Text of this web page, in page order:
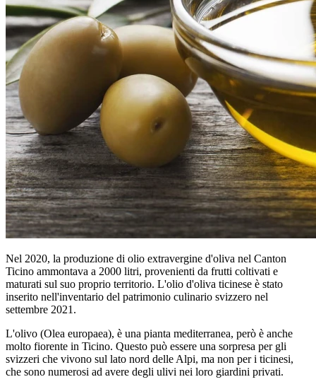
Nel 2020, la produzione di olio extravergine d'oliva nel Canton
Ticino ammontava a 2000 litri, provenienti da frutti coltivati e
maturati sul suo proprio territorio. L'olio d'oliva ticinese è stato
inserito nell'inventario del patrimonio culinario svizzero nel
settembre 2021.
L'olivo (Olea europaea), è una pianta mediterranea, però è anche
molto fiorente in Ticino. Questo può essere una sorpresa per gli
svizzeri che vivono sul lato nord delle Alpi, ma non per i ticinesi,
che sono numerosi ad avere degli ulivi nei loro giardini privati.